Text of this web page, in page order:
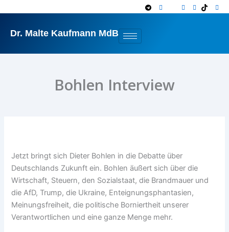
springen
Dr. Malte Kaufmann MdB
Bohlen Interview
Jetzt bringt sich Dieter Bohlen in die Debatte über
Deutschlands Zukunft ein. Bohlen äußert sich über die
Wirtschaft, Steuern, den Sozialstaat, die Brandmauer und
die AfD, Trump, die Ukraine, Enteignungsphantasien,
Meinungsfreiheit, die politische Borniertheit unserer
Verantwortlichen und eine ganze Menge mehr.